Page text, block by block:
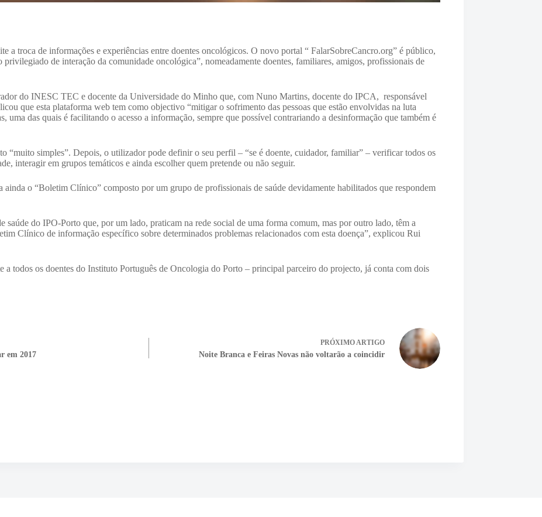
a troca de informações e experiências entre doentes oncológicos. O novo portal “ FalarSobreCancro.org” é público,
de interação da comunidade oncológica”, nomeadamente doentes, familiares, amigos, profissionais de
do INESC TEC e docente da Universidade do Minho que, com Nuno Martins, docente do IPCA, responsável
que esta plataforma web tem como objectivo “mitigar o sofrimento das pessoas que estão envolvidas na luta
uma das quais é facilitando o acesso a informação, sempre que possível contrariando a desinformação que também é
“muito simples”. Depois, o utilizador pode definir o seu perfil – “se é doente, cuidador, familiar” – verificar todos os
interagir em grupos temáticos e ainda escolher quem pretende ou não seguir.
ainda o “Boletim Clínico” composto por um grupo de profissionais de saúde devidamente habilitados que respondem
saúde do IPO-Porto que, por um lado, praticam na rede social de uma forma comum, mas por outro lado, têm a
Clínico de informação específico sobre determinados problemas relacionados com esta doença”, explicou Rui
a todos os doentes do Instituto Português de Oncologia do Porto – principal parceiro do projecto, já conta com dois
em 2017
PRÓXIMOARTIGO
Noite Branca e Feiras Novas não voltarão a coincidir